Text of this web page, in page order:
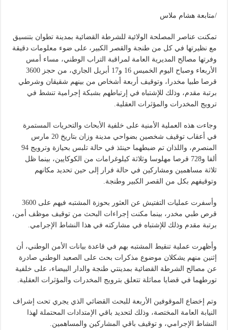
/متابعة هشام ملاس
تمكنت عناصر المصلحة الولائية للشرطة القضائية بمدينة تطوان بتنسيق
مع نظيرتها في كل من طنجة والقصر الكبير، على ضوء معلومات دقيقة
وفرتها مصالح المديرية العامة لمراقبة التراب الوطني، مساء أمس
الأربعاء وصباح اليوم الخميس 16 و17 أبريل الجاري، من حجز 3600
قرصا طبيا مخدرا، وتوقيف أربعة أشخاص من بينهم شقيقان وشرطي
برتبة مقدم، وذلك للإشتباه في إرتباطهم بشبكة إجرامية تنشط في
ترويج المخدرات والمؤثرات العقلية.
وجاءت هذه العملية الأمنية على خلفية الأبحاث والتحريات المستمرة
في أعقاب توقيف شخصين بضواحي مدينة وزان بتاريخ 20 مارس
المنصرم، واللذان تم ضبطهما حينئذ في حالة تلبس بحيازة وترويج 94
ألفا و728 قرصا مهلوسا وثلاثة كيلوغرامات من الكوكايين، بينما ظل
ثلاثة مساهمين ومشاركين في حالة فرار إلى حين تحديد مكانهم
وتوقيفهم بكل من القصر الكبير وطنجة.
وأسفرت عمليات التفتيش عن العثور بحوزة المشتبه فيهم على 3600
قرص طبي مخدر، بينما مكنت إجراءات البحث من توقيف موظف أمن،
برتبة مقدم وذلك للإشتباه في مشاركته في هذا النشاط الإجرامي.
وأظهرت عملية تنقيط المشتبه بهم في قاعدة بيانات الأمن الوطني، أن
إثنين منهم يشكلان موضوع مذكرات بحث على الصعيد الوطني صادرة
عن مصالح الشرطة القضائية بمدينتي طنجة والدار البيضاء، على خلفية
تورطهما في قضايا مماثلة تتعلق بترويج المخدرات والمؤثرات العقلية.
وتم إخضاع الموقوفين الأربعة للبحث القضائي الذي يجري تحت إشراف
النيابة العامة المختصة، وذلك لتحديد باقي الإمتدادات المحتملة لهذا
النشاط الإجرامي، و توقيف باقي المشاركين والمساهمين.